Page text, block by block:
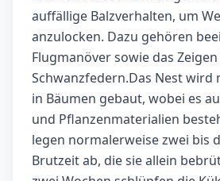
auffällige Balzverhalten, um
anzulocken. Dazu gehören
Flugmanöver sowie das
Schwanzfedern.Das Nest wird
in Bäumen gebaut, wobei es
und Pflanzenmaterialien
legen normalerweise zwei bis
Brutzeit ab, die sie allein